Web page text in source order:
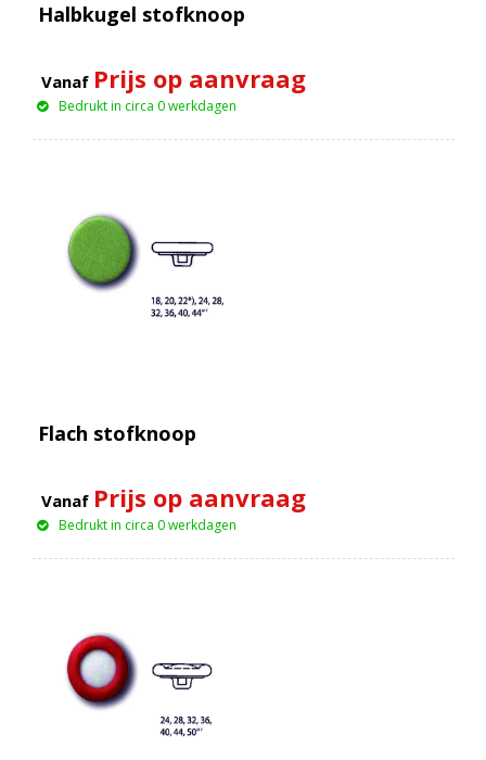
Halbkugel stofknoop
Vanaf Prijs op aanvraag
Bedrukt in circa 0 werkdagen
Flach stofknoop
Vanaf Prijs op aanvraag
Bedrukt in circa 0 werkdagen